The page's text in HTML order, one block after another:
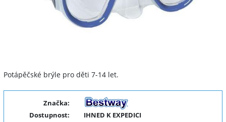
Potápěčské brýle pro děti 7-14 let.
Značka:
Dostupnost:
IHNED K EXPEDICI